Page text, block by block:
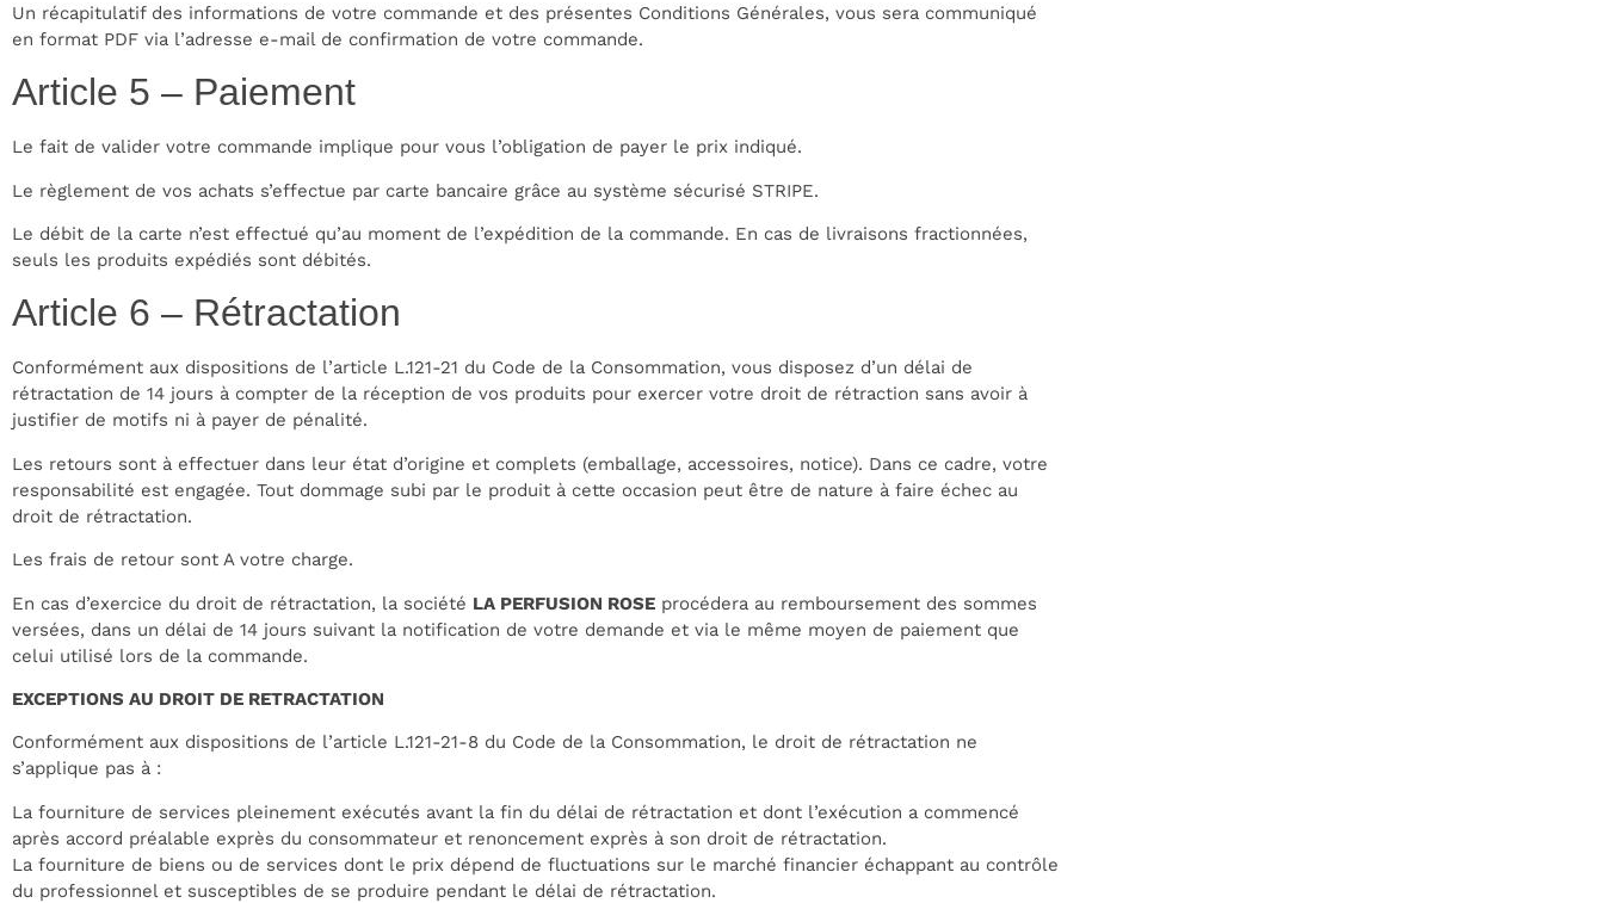
Un récapitulatif des informations de votre commande et des présentes Conditions Générales, vous sera communiqué
en format PDF via l’adresse e-mail de confirmation de votre commande.
Article 5 – Paiement
Le fait de valider votre commande implique pour vous l’obligation de payer le prix indiqué.
Le règlement de vos achats s’effectue par carte bancaire grâce au système sécurisé STRIPE.
Le débit de la carte n’est effectué qu’au moment de l’expédition de la commande. En cas de livraisons fractionnées,
seuls les produits expédiés sont débités.
Article 6 – Rétractation
Conformément aux dispositions de l’article L.121-21 du Code de la Consommation, vous disposez d’un délai de
rétractation de 14 jours à compter de la réception de vos produits pour exercer votre droit de rétraction sans avoir à
justifier de motifs ni à payer de pénalité.
Les retours sont à effectuer dans leur état d’origine et complets (emballage, accessoires, notice). Dans ce cadre, votre
responsabilité est engagée. Tout dommage subi par le produit à cette occasion peut être de nature à faire échec au
droit de rétractation.
Les frais de retour sont A votre charge.
En cas d’exercice du droit de rétractation, la société LA PERFUSION ROSE procédera au remboursement des sommes
versées, dans un délai de 14 jours suivant la notification de votre demande et via le même moyen de paiement que
celui utilisé lors de la commande.
EXCEPTIONS AU DROIT DE RETRACTATION
Conformément aux dispositions de l’article L.121-21-8 du Code de la Consommation, le droit de rétractation ne
s’applique pas à :
La fourniture de services pleinement exécutés avant la fin du délai de rétractation et dont l’exécution a commencé
après accord préalable exprès du consommateur et renoncement exprès à son droit de rétractation.
La fourniture de biens ou de services dont le prix dépend de fluctuations sur le marché financier échappant au contrôle
du professionnel et susceptibles de se produire pendant le délai de rétractation.